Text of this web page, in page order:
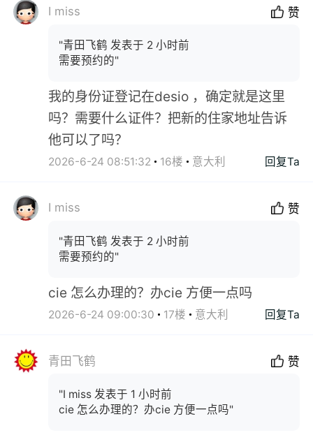
I miss 赞
"青田飞鹤 发表于 2 小时前
需要预约的"
我的身份证登记在desio ，确定就是这里
吗？需要什么证件？把新的住家地址告诉
他可以了吗？
2026-6-24 08:51:32 16楼 意大利 回复Ta
I miss 赞
"青田飞鹤 发表于 2 小时前
需要预约的"
cie 怎么办理的？办cie 方便一点吗
2026-6-24 09:00:30 17楼 意大利 回复Ta
青田飞鹤 赞
"I miss 发表于 1 小时前
cie 怎么办理的？办cie 方便一点吗"